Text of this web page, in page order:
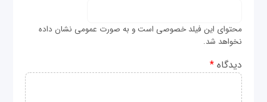
محتوای این فیلد خصوصی است و به صورت عمومی نشان داده
نخواهد شد.
دیدگاه*